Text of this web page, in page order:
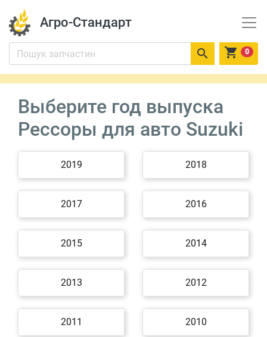
Агро-Стандарт
  0
Выберите год выпуска
Рессоры для авто Suzuki
2019 2018
2017 2016
2015 2014
2013 2012
2011 2010